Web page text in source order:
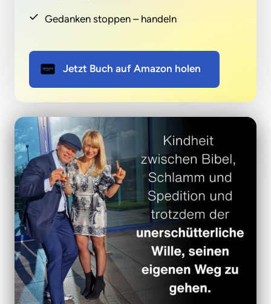
Gedanken stoppen – handeln
Jetzt Buch auf Amazon holen